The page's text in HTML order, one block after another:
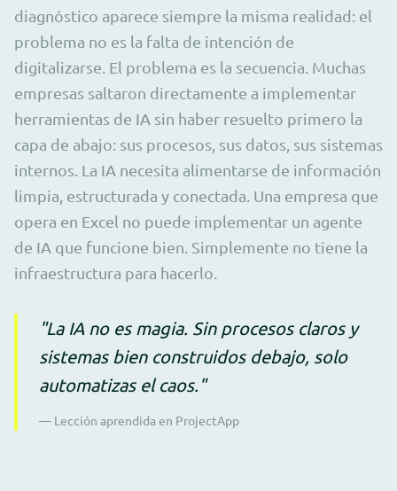
diagnóstico aparece siempre la misma realidad: el
problema no es la falta de intención de
digitalizarse. El problema es la secuencia. Muchas
empresas saltaron directamente a implementar
herramientas de IA sin haber resuelto primero la
capa de abajo: sus procesos, sus datos, sus sistemas
internos. La IA necesita alimentarse de información
limpia, estructurada y conectada. Una empresa que
opera en Excel no puede implementar un agente
de IA que funcione bien. Simplemente no tiene la
infraestructura para hacerlo.
"La IA no es magia. Sin procesos claros y
sistemas bien construidos debajo, solo
automatizas el caos."
— Lección aprendida en ProjectApp